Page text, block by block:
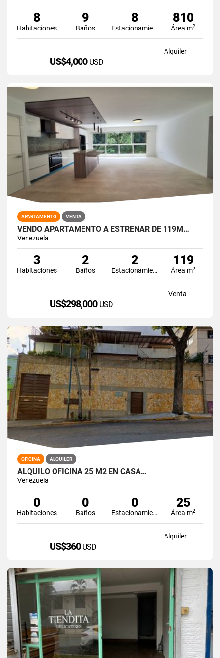
8
Habitaciones
9
Baños
8
Estacionamiento
810
Área m2
Alquiler
US$4,000 USD
APARTAMENTO VENTA
VENDO APARTAMENTO A ESTRENAR DE 119M…
Venezuela
3
Habitaciones
2
Baños
2
Estacionamiento
119
Área m2
Venta
US$298,000 USD
OFICINA ALQUILER
ALQUILO OFICINA 25 M2 EN CASA…
Venezuela
0
Habitaciones
0
Baños
0
Estacionamiento
25
Área m2
Alquiler
US$360 USD